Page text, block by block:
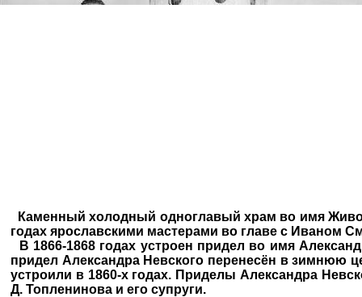
Каменный холодный одноглавый храм во имя
годах ярославскими мастерами во главе с Иваном
В 1866-1868 годах устроен придел во имя
придел Александра Невского перенесён в зимнюю
устроили в 1860-х годах. Приделы Александра
Д. Топленинова и его супруги.